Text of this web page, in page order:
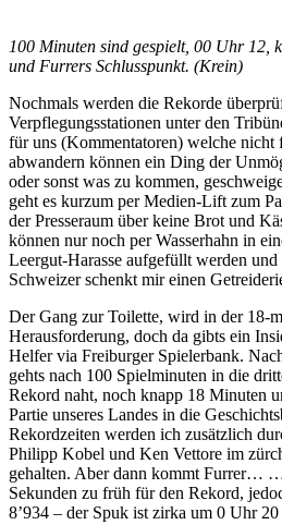
100 Minuten sind gespielt, 00 Uhr 12,
und Furrers Schlusspunkt. (Krein)
Nochmals werden die Rekorde
Verpflegungsstationen unter den
für uns (Kommentatoren) welche nicht
abwandern können ein Ding der
oder sonst was zu kommen,
geht es kurzum per Medien-Lift zum
der Presseraum über keine Brot und
können nur noch per Wasserhahn in
Leergut-Harasse aufgefüllt werden
Schweizer schenkt mir einen
Der Gang zur Toilette, wird in der 18-
Herausforderung, doch da gibts ein
Helfer via Freiburger Spielerbank.
gehts nach 100 Spielminuten in die
Rekord naht, noch knapp 18 Minuten
Partie unseres Landes in die
Rekordzeiten werden ich zusätzlich
Philipp Kobel und Ken Vettore im
gehalten. Aber dann kommt Furrer…
Sekunden zu früh für den Rekord,
8’934 – der Spuk ist zirka um 0 Uhr